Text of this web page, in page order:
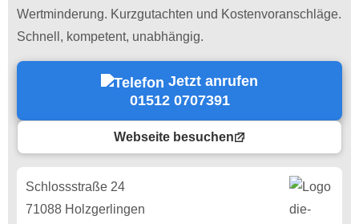
Wertminderung. Kurzgutachten und Kostenvoranschläge.
Schnell, kompetent, unabhängig.
Jetzt anrufen
01512 0707391
Webseite besuchen
Schlossstraße 24
71088 Holzgerlingen